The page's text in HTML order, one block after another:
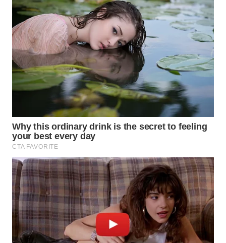
SERIBU
WN
TANGERANG
WN
BINJAI
CIREBON
WN
KUNINGAN
WN
MAJALENGKA